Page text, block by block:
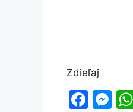
Zdieľaj
F
M